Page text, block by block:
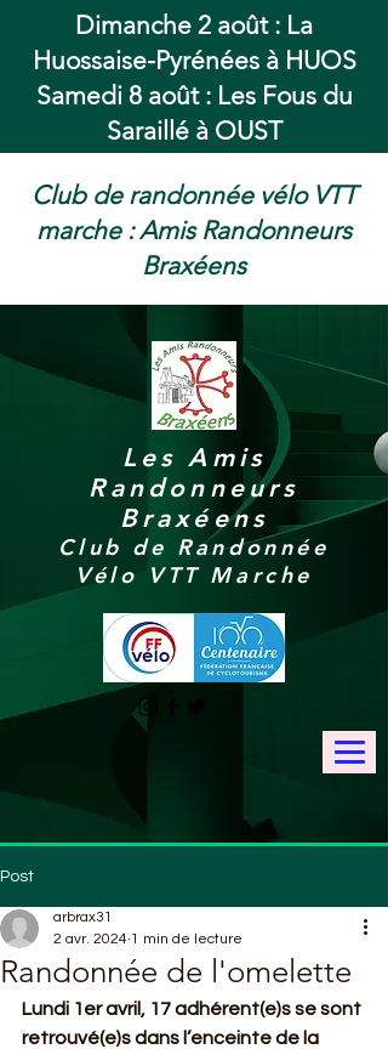
Club de randonnée vélo VTT
marche : Amis Randonneurs
Braxéens
Les Amis
Randonneurs
Braxéens
Club de Randonnée
Vélo VTT Marche
Dimanche 2 août : La
Huossaise-Pyrénées à HUOS
Samedi 8 août : Les Fous du
Saraillé à OUST
Post
Randonnée de l'omelette
arbrax31
2 avr. 2024 1 min de lecture
Lundi 1er avril, 17 adhérent(e)s se sont
retrouvé(e)s dans l’enceinte de la